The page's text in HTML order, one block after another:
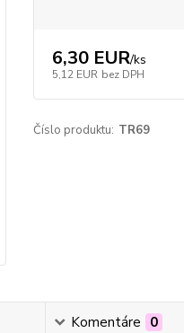
6,30 EUR/ks
5,12 EUR bez DPH
Číslo produktu: TR69
Komentáre 0